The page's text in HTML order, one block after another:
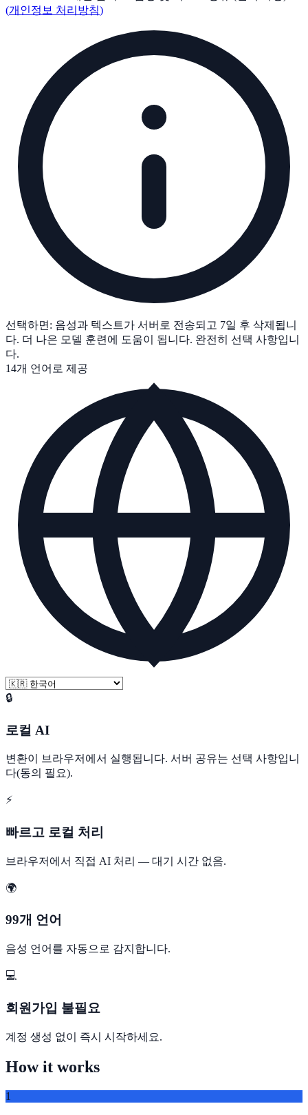
(개인정보 처리방침)
선택하면: 음성과 텍스트가 서버로 전송되고 7일 후 삭제됩니
다. 더 나은 모델 훈련에 도움이 됩니다. 완전히 선택 사항입니
다.
14개 언어로 제공
🔒
로컬 AI
변환이 브라우저에서 실행됩니다. 서버 공유는 선택 사항입니
다(동의 필요).
⚡
빠르고 로컬 처리
브라우저에서 직접 AI 처리 — 대기 시간 없음.
🌍
99개 언어
음성 언어를 자동으로 감지합니다.
💻
회원가입 불필요
계정 생성 없이 즉시 시작하세요.
How it works
1